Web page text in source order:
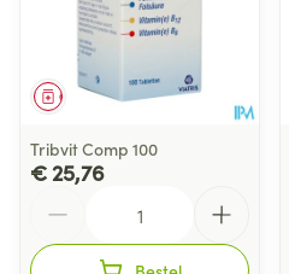
Geneesmiddel
Tribvit Comp 100
€ 25,76